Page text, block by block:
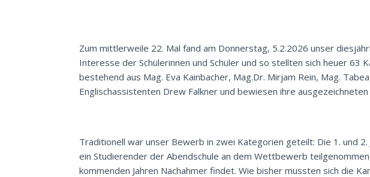
Zum mittlerweile 22. Mal fand am Donnerstag, 5.2.2026 unser
Interesse der Schülerinnen und Schüler und so stellten sich heuer 63
bestehend aus Mag. Eva Kainbacher, Mag.Dr. Mirjam Rein, Mag.
Englischassistenten Drew Falkner und bewiesen ihre ausgezeichneten
Traditionell war unser Bewerb in zwei Kategorien geteilt: Die 1. und 2.
ein Studierender der Abendschule an dem Wettbewerb
kommenden Jahren Nachahmer findet. Wie bisher mussten sich die